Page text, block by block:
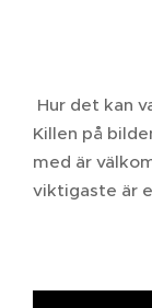
Hur det kan
Killen på
med är
viktigaste är